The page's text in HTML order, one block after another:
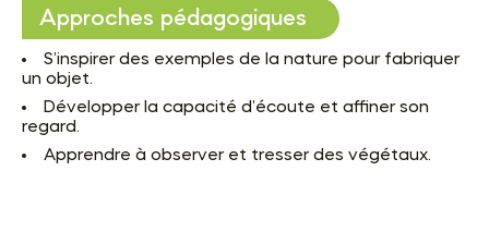
Approches pédagogiques
S’inspirer des exemples de la nature pour fabriquer
un objet.
Développer la capacité d’écoute et affiner son
regard.
Apprendre à observer et tresser des végétaux.